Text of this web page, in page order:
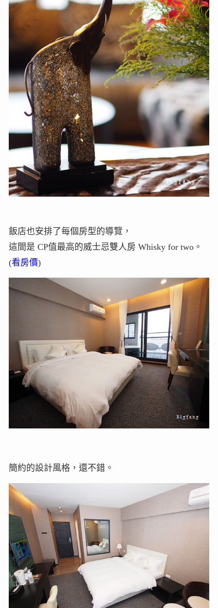
飯店也安排了每個房型的導覽，
這間是 CP值最高的威士忌雙人房 Whisky for two。
(看房價)
簡約的設計風格，還不錯。